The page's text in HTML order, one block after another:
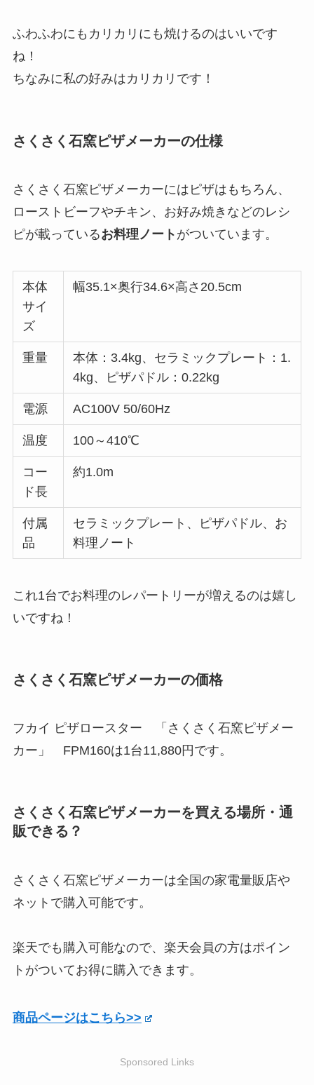
ふわふわにもカリカリにも焼けるのはいいです
ね！
ちなみに私の好みはカリカリです！
さくさく石窯ピザメーカーの仕様
さくさく石窯ピザメーカーにはピザはもちろん、
ローストビーフやチキン、お好み焼きなどのレシ
ピが載っているお料理ノート がついています。
本体
サイ
ズ
幅35.1×奥行34.6×高さ20.5cm
重量
本体：3.4kg、セラミックプレート：1.
4kg、ピザパドル：0.22kg
電源 AC100V 50/60Hz
温度 100～410℃
コー
ド長
約1.0m
付属
品
セラミックプレート、ピザパドル、お
料理ノート
これ1台でお料理のレパートリーが増えるのは嬉し
いですね！
さくさく石窯ピザメーカーの価格
フカイ ピザロースター 「さくさく石窯ピザメー
カー」 FPM160は1台11,880円です。
さくさく石窯ピザメーカーを買える場所・通
販できる？
さくさく石窯ピザメーカーは全国の家電量販店や
ネットで購入可能です。
楽天でも購入可能なので、楽天会員の方はポイン
トがついてお得に購入できます。
商品ページはこちら>>
Sponsored Links